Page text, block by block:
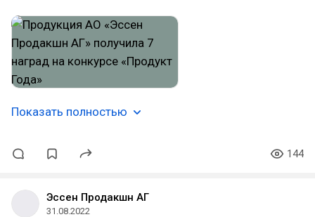
Показать полностью
144
Эссен Продакшн АГ
31.08.2022